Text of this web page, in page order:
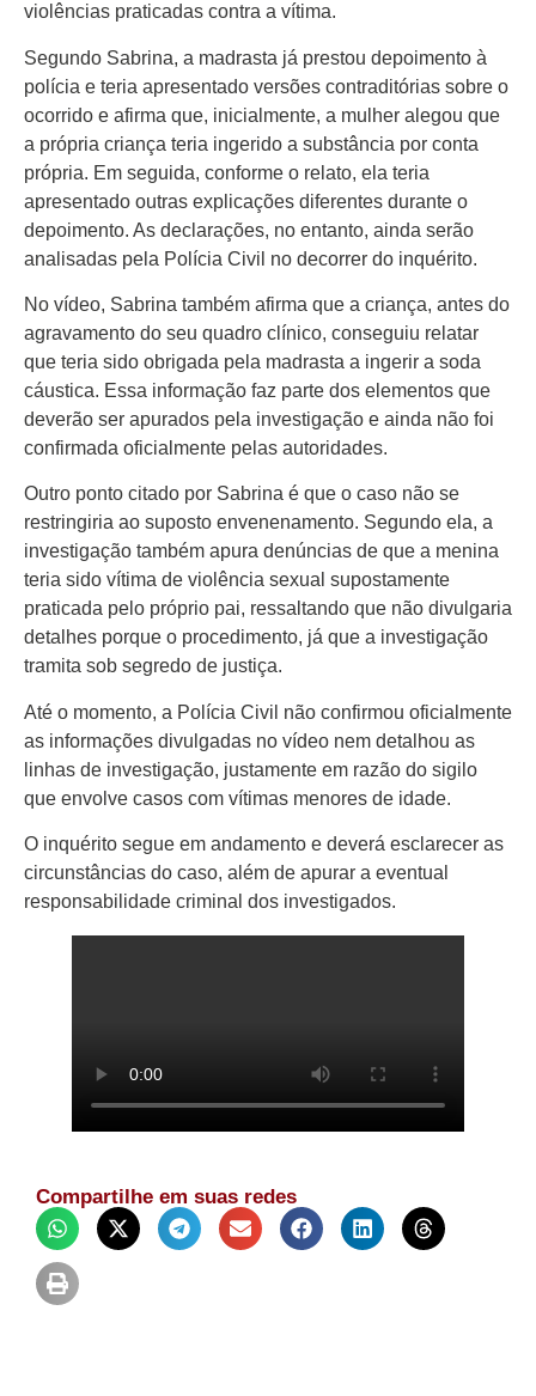
violências praticadas contra a vítima.
Segundo Sabrina, a madrasta já prestou depoimento à
polícia e teria apresentado versões contraditórias sobre o
ocorrido e afirma que, inicialmente, a mulher alegou que
a própria criança teria ingerido a substância por conta
própria. Em seguida, conforme o relato, ela teria
apresentado outras explicações diferentes durante o
depoimento. As declarações, no entanto, ainda serão
analisadas pela Polícia Civil no decorrer do inquérito.
No vídeo, Sabrina também afirma que a criança, antes do
agravamento do seu quadro clínico, conseguiu relatar
que teria sido obrigada pela madrasta a ingerir a soda
cáustica. Essa informação faz parte dos elementos que
deverão ser apurados pela investigação e ainda não foi
confirmada oficialmente pelas autoridades.
Outro ponto citado por Sabrina é que o caso não se
restringiria ao suposto envenenamento. Segundo ela, a
investigação também apura denúncias de que a menina
teria sido vítima de violência sexual supostamente
praticada pelo próprio pai, ressaltando que não divulgaria
detalhes porque o procedimento, já que a investigação
tramita sob segredo de justiça.
Até o momento, a Polícia Civil não confirmou oficialmente
as informações divulgadas no vídeo nem detalhou as
linhas de investigação, justamente em razão do sigilo
que envolve casos com vítimas menores de idade.
O inquérito segue em andamento e deverá esclarecer as
circunstâncias do caso, além de apurar a eventual
responsabilidade criminal dos investigados.
Compartilhe em suas redes